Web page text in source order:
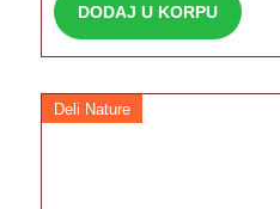
DODAJ U KORPU
Deli Nature